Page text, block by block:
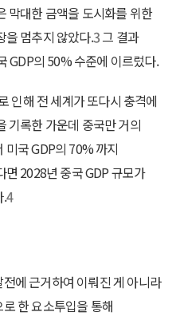
막대한 금액을 도시화를 위한
을 멈추지 않았다.3그 결과
GDP의 50% 수준에 이르렀다.
인해 전 세계가 또다시 충격에
기록한 가운데 중국만 거의
미국 GDP의 70% 까지
2028년 중국 GDP 규모가
.4
에 근거하여 이뤄진 게 아니라
한 요소투입을 통해